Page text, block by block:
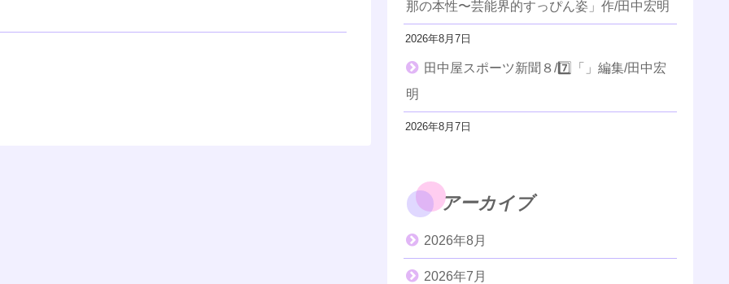
那の本性〜芸能界的すっぴん姿」作/田中宏明
2026年8月7日
田中屋スポーツ新聞８/7️⃣「」編集/田中宏
明
2026年8月7日
アーカイブ
2026年8月
2026年7月